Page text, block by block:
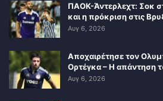
ΠΑΟΚ-Άντερλεχτ: Σοκ
και η πρόκριση στις
Αυγ 6, 2026
Αποχαιρέτησε τον
Ορτέγκα – Η απάντηση
Αυγ 6, 2026